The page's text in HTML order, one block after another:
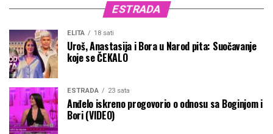
ESTRADA
ELITA 18 sati
Uroš, Anastasija i Bora u Narod pita: Suočavanje
koje se ČEKALO
ESTRADA 23 sata
Anđelo iskreno progovorio o odnosu sa Boginjom i
Bori (VIDEO)